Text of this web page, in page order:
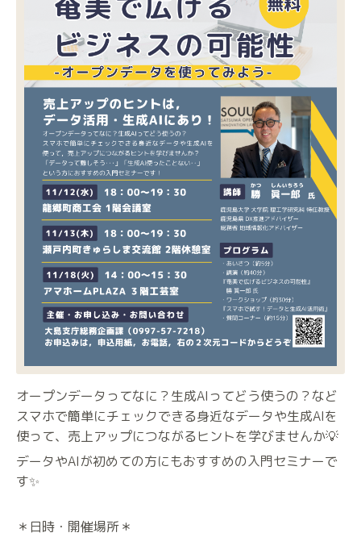
オープンデータってなに？生成AIってどう使うの？など
スマホで簡単にチェックできる身近なデータや生成AIを
使って、売上アップにつながるヒントを学びませんか💡
データやAIが初めての方にもおすすめの入門セミナーで
す✨
＊日時・開催場所＊